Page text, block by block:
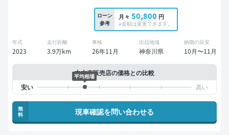
ローン
参考
月々 50,800 円
※金額は変更できます。
年式
2023
走行距離
3.9万km
車検
26年11月
出品地域
神奈川県
納期の目安
10月〜11月
中古車販売店の価格との比較
平均相場
無
料
現車確認を問い合わせる